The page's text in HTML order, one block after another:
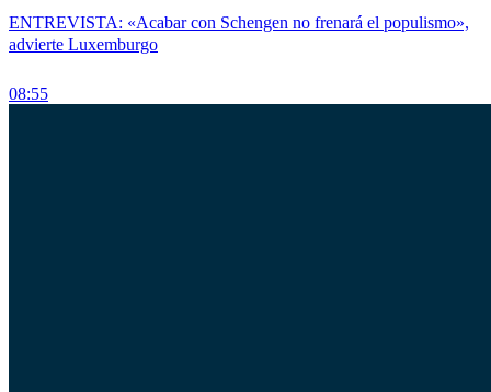
ENTREVISTA: «Acabar con Schengen no frenará el populismo»,
advierte Luxemburgo
08:55